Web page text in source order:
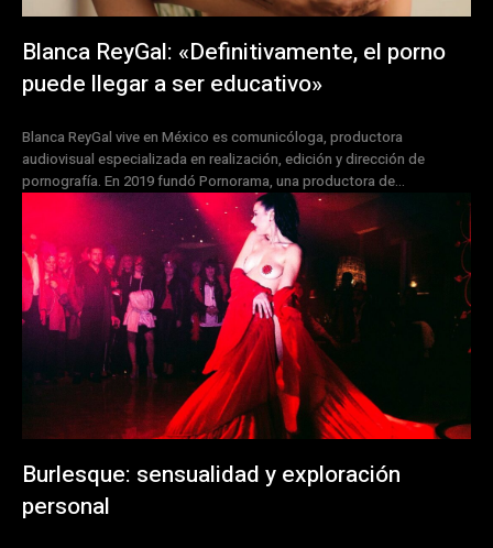
Blanca ReyGal: «Definitivamente, el porno
puede llegar a ser educativo»
Blanca ReyGal vive en México es comunicóloga, productora
audiovisual especializada en realización, edición y dirección de
pornografía. En 2019 fundó Pornorama, una productora de...
Burlesque: sensualidad y exploración
personal